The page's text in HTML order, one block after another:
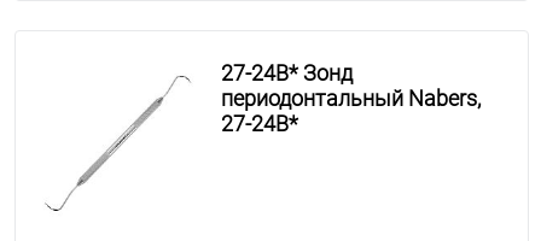
27-24B* Зонд
периодонтальный Nabers,
27-24B*